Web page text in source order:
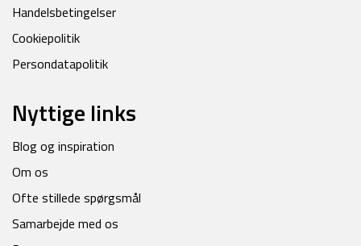
Handelsbetingelser
Cookiepolitik
Persondatapolitik
Nyttige links
Blog og inspiration
Om os
Ofte stillede spørgsmål
Samarbejde med os